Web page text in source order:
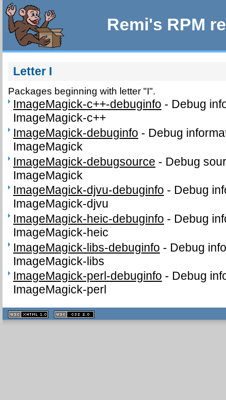
Remi's RPM
Letter I
Packages beginning with letter "I".
ImageMagick-c++-debuginfo - Debug
ImageMagick-c++
ImageMagick-debuginfo - Debug
ImageMagick
ImageMagick-debugsource - Debug
ImageMagick
ImageMagick-djvu-debuginfo - Debug
ImageMagick-djvu
ImageMagick-heic-debuginfo - Debug
ImageMagick-heic
ImageMagick-libs-debuginfo - Debug
ImageMagick-libs
ImageMagick-perl-debuginfo - Debug
ImageMagick-perl
XHTML
1.1 valide
2.0 valide